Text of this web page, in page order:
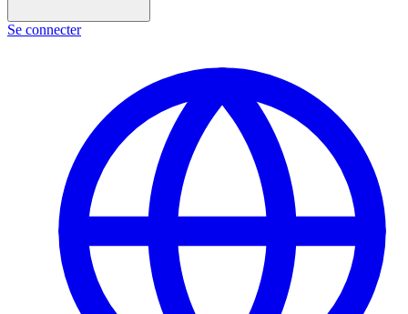
Se connecter